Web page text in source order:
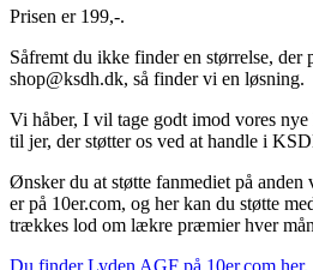
Prisen er 199,-.
Såfremt du ikke finder en størrelse, der
shop@ksdh.dk, så finder vi en løsning.
Vi håber, I vil tage godt imod vores
til jer, der støtter os ved at handle i
Ønsker du at støtte fanmediet på anden
er på 10er.com, og her kan du støtte
trækkes lod om lækre præmier hver